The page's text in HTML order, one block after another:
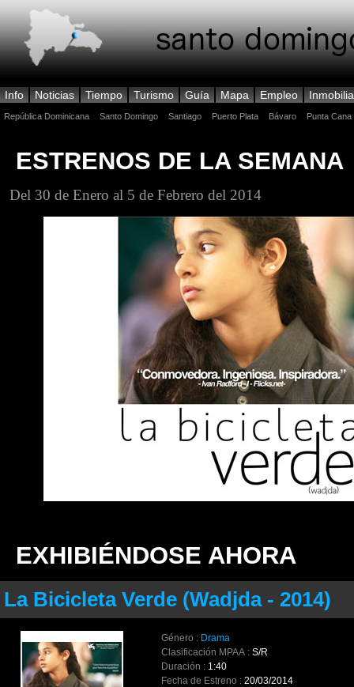
República Dominicana Santo Domingo Santiago Puerto Plata Bávaro Punta Cana
Info Noticias Tiempo Turismo Guía Mapa Empleo
ESTRENOS DE LA SEMANA
Del 30 de Enero al 5 de Febrero del 2014
EXHIBIÉNDOSE AHORA
La Bicicleta Verde (Wadjda - 2014)
Género : Drama
Clasificación MPAA : S/R
Duración : 1:40
Fecha de Estreno : 20/03/2014